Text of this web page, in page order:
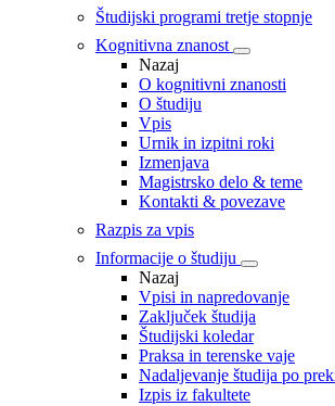
Študijski programi tretje stopnje
Kognitivna znanost
Nazaj
O kognitivni znanosti
O študiju
Vpis
Urnik in izpitni roki
Izmenjava
Magistrsko delo & teme
Kontakti & povezave
Razpis za vpis
Informacije o študiju
Nazaj
Vpisi in napredovanje
Zaključek študija
Študijski koledar
Praksa in terenske vaje
Nadaljevanje študija po
Izpis iz fakultete